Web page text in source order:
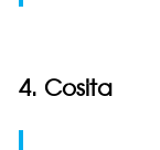
4. Cosita